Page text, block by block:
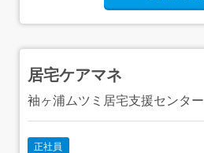
居宅ケアマネ
袖ヶ浦ムツミ居宅支援センター
正社員